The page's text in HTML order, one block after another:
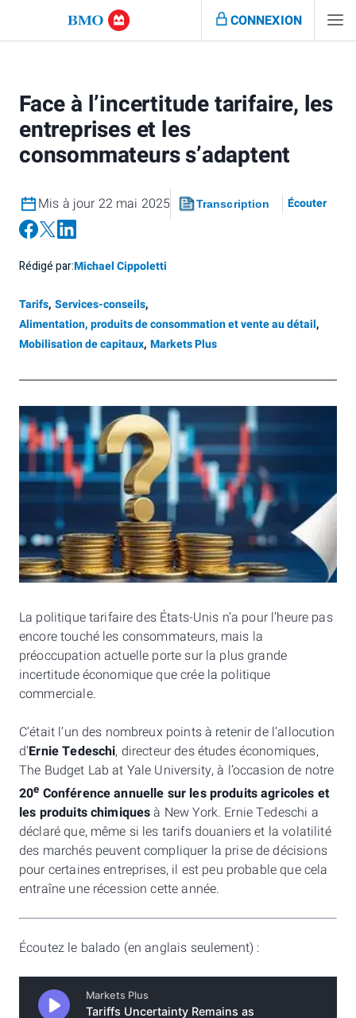
CONNEXION
Face à l’incertitude tarifaire, les
entreprises et les
consommateurs s’adaptent
Mis à jour 22 mai 2025 Transcription Écouter
Rédigé par:Michael Cippoletti
Tarifs, Services-conseils,
Alimentation, produits de consommation et vente au détail,
Mobilisation de capitaux, Markets Plus
La politique tarifaire des États-Unis n’a pour l’heure pas
encore touché les consommateurs, mais la
préoccupation actuelle porte sur la plus grande
incertitude économique que crée la politique
commerciale.
C’était l’un des nombreux points à retenir de l’allocution
d’Ernie Tedeschi, directeur des études économiques,
The Budget Lab at Yale University, à l’occasion de notre
20e Conférence annuelle sur les produits agricoles et
les produits chimiquesà New York. Ernie Tedeschi a
déclaré que, même si les tarifs douaniers et la volatilité
des marchés peuvent compliquer la prise de décisions
pour certaines entreprises, il est peu probable que cela
entraîne une récession cette année.
Écoutez le balado (en anglais seulement) :